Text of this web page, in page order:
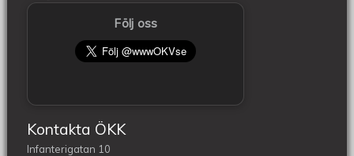
Följ oss
Kontakta ÖKK
Infanterigatan 10